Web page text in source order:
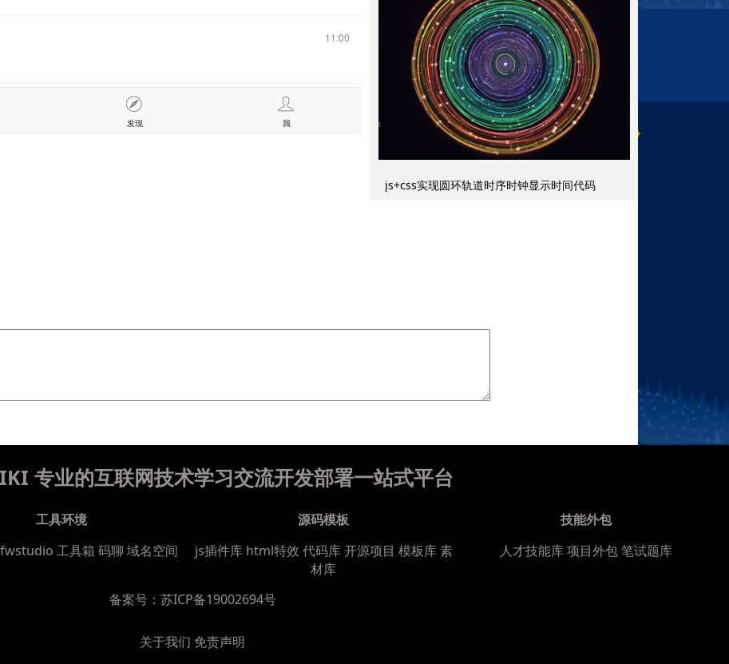
js+css实现圆环轨道时序时钟显示时间代码
专业的互联网技术学习交流开发部署一站式平台
工具环境
工具箱 码聊 域名空间
源码模板
js插件库 html特效 代码库开源项目 模板库素
材库
技能外包
人才技能库项目外包笔试题库
备案号： 苏ICP备19002694号
关于我们 免责声明